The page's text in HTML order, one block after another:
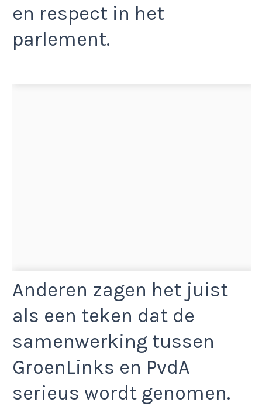
en respect in het
parlement.
Anderen zagen het juist
als een teken dat de
samenwerking tussen
GroenLinks en PvdA
serieus wordt genomen.